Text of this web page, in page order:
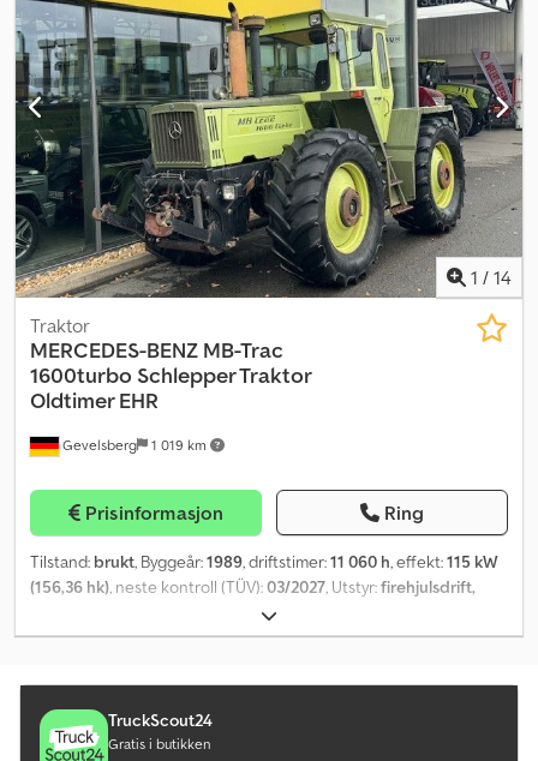
parkeringsvarmer, sentral låsing, tilhengerkobling,
1 / 14
Gevelsberg 1 019 km
Traktor
MERCEDES-BENZ MB-Trac
1600turbo Schlepper Traktor
Oldtimer EHR
Prisinformasjon Ring
Tilstand: brukt, Byggeår:1989, driftstimer:11 060 h, effekt:115 kW
(156,36 hk) , neste kontroll (TÜV):03/2027 , Utstyr:firehjulsdrift,
TruckScout24
Gratis i butikken